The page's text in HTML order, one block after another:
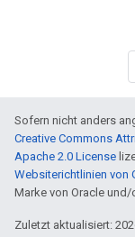
Sofern nicht anders
Creative Commons
Apache 2.0 License
Websiterichtlinien von
Marke von Oracle und/
Zuletzt aktualisiert: